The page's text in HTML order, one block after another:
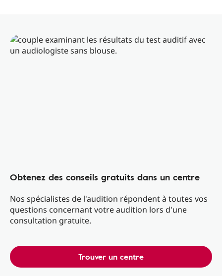
Obtenez des conseils gratuits dans un centre
Nos spécialistes de l'audition répondent à toutes vos
questions concernant votre audition lors d'une
consultation gratuite.
Trouver un centre